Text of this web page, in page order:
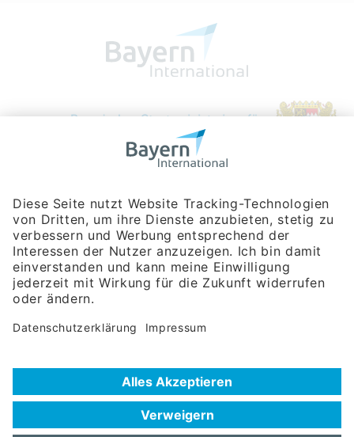
Bayerische Gesellschaft für Internationale
Rosenheimer Str. 143C
81671 München
Tel:+49 180 5949260
(Festnetz 14 ct/min, Mobil max. 42 ct/min)
Hotline
Datenschutzerklärung
Nutzungsbedingungen
Häufig gestellte Fragen (FAQ)